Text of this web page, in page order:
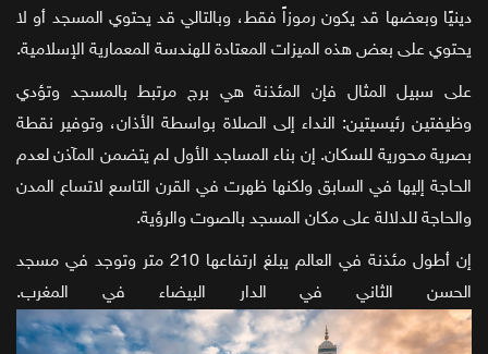
دينيًا وبعضها قد يكون رموزاً فقط، وبالتالي قد يحتوي المسجد أو لا
يحتوي على بعض هذه الميزات المعتادة للهندسة المعمارية الإسلامية.
على سبيل المثال فإن المئذنة هي برج مرتبط بالمسجد وتؤدي
وظيفتين رئيسيتين: النداء إلى الصلاة بواسطة الأذان، وتوفير نقطة
بصرية محورية للسكان. إن بناء المساجد الأول لم يتضمن المآذن لعدم
الحاجة إليها في السابق ولكنها ظهرت في القرن التاسع لاتساع المدن
والحاجة للدلالة على مكان المسجد بالصوت والرؤية.
إن أطول مئذنة في العالم يبلغ ارتفاعها 210 متر وتوجد في مسجد
الحسن الثاني في الدار البيضاء في المغرب.